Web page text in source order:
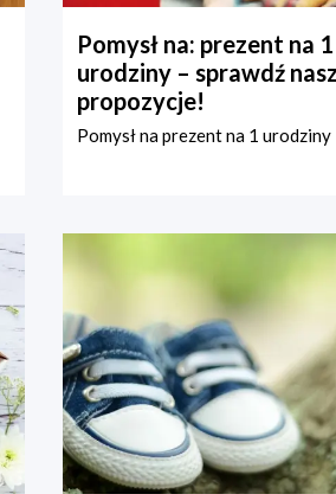
Pomysł na: prezent na 1
urodziny – sprawdź
propozycje!
Pomysł na prezent na 1 urodziny